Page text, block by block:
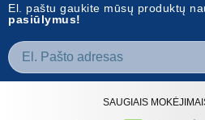
El. paštu gaukite mūsų produktų
pasiūlymus!
SAUGIAIS